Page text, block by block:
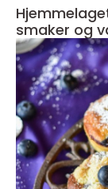
smaker og